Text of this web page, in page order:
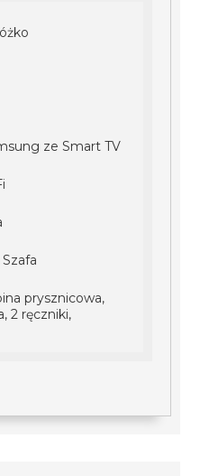
ze Smart TV
prysznicowa,
2 ręczniki,